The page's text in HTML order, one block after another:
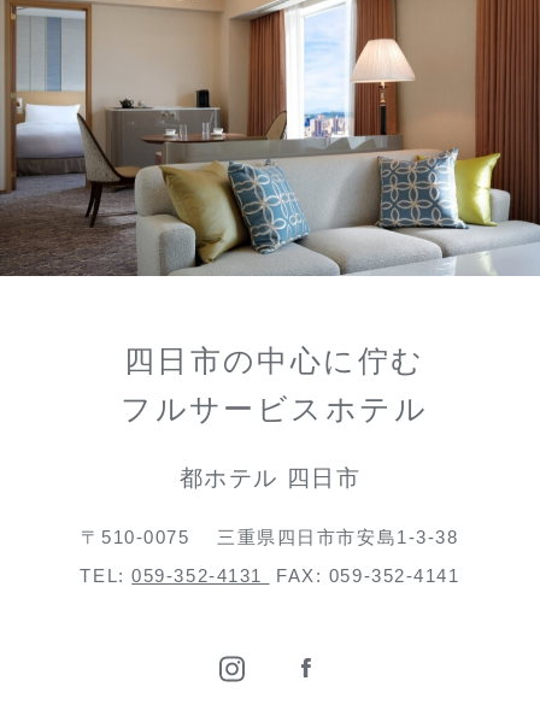
四日市の中心に佇む
フルサービスホテル
都ホテル 四日市
〒510-0075
三重県四日市市安島1-3-38
TEL:059-352-4131 FAX: 059-352-4141